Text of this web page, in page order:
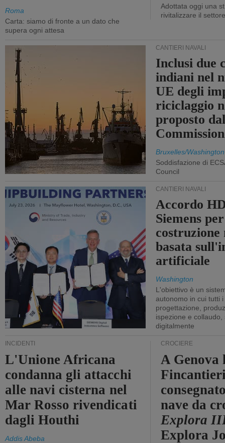
Roma
Carta: siamo di fronte a un dato che
supera ogni attesa
Adottata oggi una
rivitalizzare il settore
CANTIERI NAVALI
Inclusi due
indiani nel
UE degli
riciclaggio
proposto
Bruxelles/Washington
Soddisfazione di
Council
CANTIERI NAVALI
Accordo
Siemens
costruzione
basata
artificiale
Washington
L'obiettivo è un
autonomo in cui tutti
progettazione,
ispezione e collaudo,
digitalmente
INCIDENTI
L'Unione Africana
condanna gli attacchi
alle navi cisterna nel
Mar Rosso rivendicati
dagli Houthi
Addis Abeba
CROCIERE
A Genova
nave da
Explora
Explora